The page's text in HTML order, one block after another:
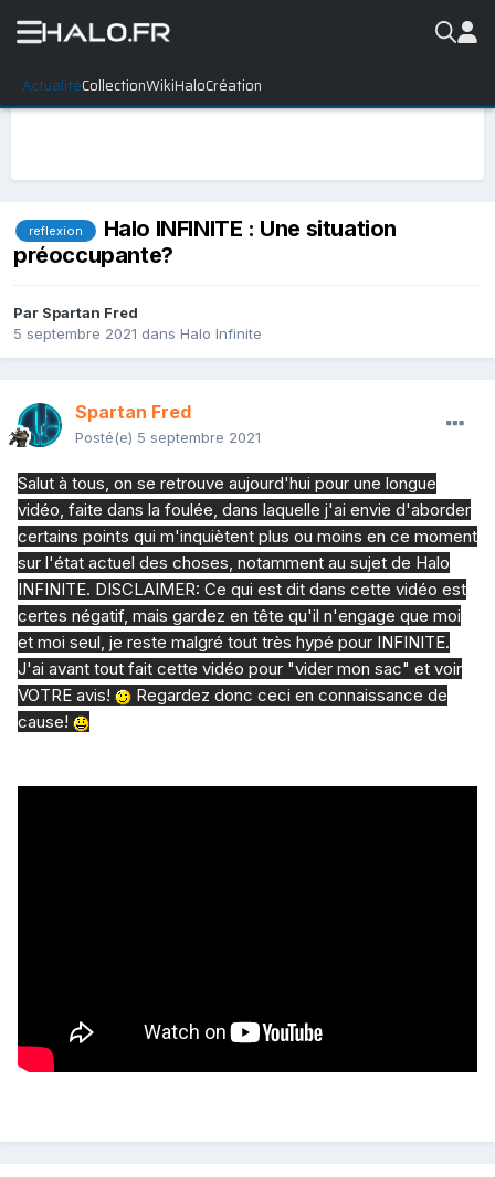
ActualitéCollectionWikiHaloCréation
reflexion
Halo INFINITE : Une situation
préoccupante?
Par Spartan Fred
5 septembre 2021 dans Halo Infinite
Spartan Fred
Posté(e) 5 septembre 2021
Salut à tous, on se retrouve aujourd'hui pour une longue
vidéo, faite dans la foulée, dans laquelle j'ai envie d'aborder
certains points qui m'inquiètent plus ou moins en ce moment
sur l'état actuel des choses, notamment au sujet de Halo
INFINITE. DISCLAIMER: Ce qui est dit dans cette vidéo est
certes négatif, mais gardez en tête qu'il n'engage que moi
et moi seul, je reste malgré tout très hypé pour INFINITE.
J'ai avant tout fait cette vidéo pour "vider mon sac" et voir
VOTRE avis!
Regardez donc ceci en connaissance de
cause!